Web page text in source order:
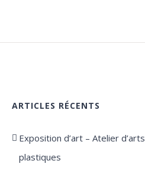
ARTICLES RÉCENTS
Exposition d’art – Atelier d’arts
plastiques